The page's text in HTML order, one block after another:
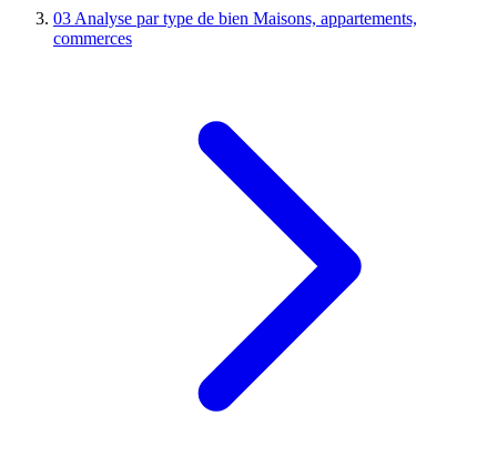
03 Analyse par type de bien Maisons, appartements,
commerces